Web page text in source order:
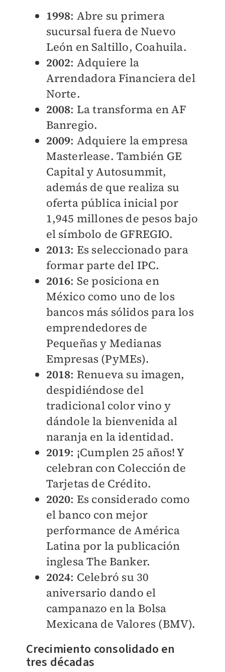
1998: Abre su primera
sucursal fuera de Nuevo
León en Saltillo, Coahuila.
2002: Adquiere la
Arrendadora Financiera del
Norte.
2008: La transforma en AF
Banregio.
2009: Adquiere la empresa
Masterlease. También GE
Capital y Autosummit,
además de que realiza su
oferta pública inicial por
1,945 millones de pesos bajo
el símbolo de GFREGIO.
2013: Es seleccionado para
formar parte del IPC.
2016: Se posiciona en
México como uno de los
bancos más sólidos para los
emprendedores de
Pequeñas y Medianas
Empresas (PyMEs).
2018: Renueva su imagen,
despidiéndose del
tradicional color vino y
dándole la bienvenida al
naranja en la identidad.
2019: ¡Cumplen 25 años! Y
celebran con Colección de
Tarjetas de Crédito.
2020: Es considerado como
el banco con mejor
performance de América
Latina por la publicación
inglesa The Banker.
2024: Celebró su 30
aniversario dando el
campanazo en la Bolsa
Mexicana de Valores (BMV).
Crecimiento consolidado en
tres décadas